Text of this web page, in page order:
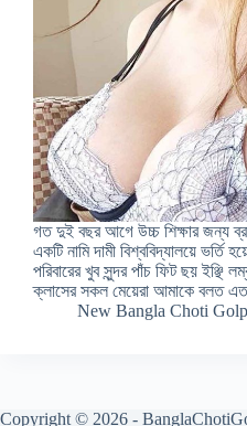
গত দুই বছর আগে উচ্চ শিক্ষার জন্য
একটি নামি দামী বিশ্ববিদ্যালয়ে ভর্তি
পরিবারের খুব সুন্দর পাঁচ ফিট ছয় ইঞ্ছি
ক্লাসের সকল মেয়েরা আমাকে বলত
New Bangla Choti
Copyright © 2026 -